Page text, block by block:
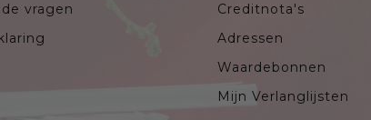
vragen
Creditnota's
Adressen
Waardebonnen
Mijn Verlanglijsten